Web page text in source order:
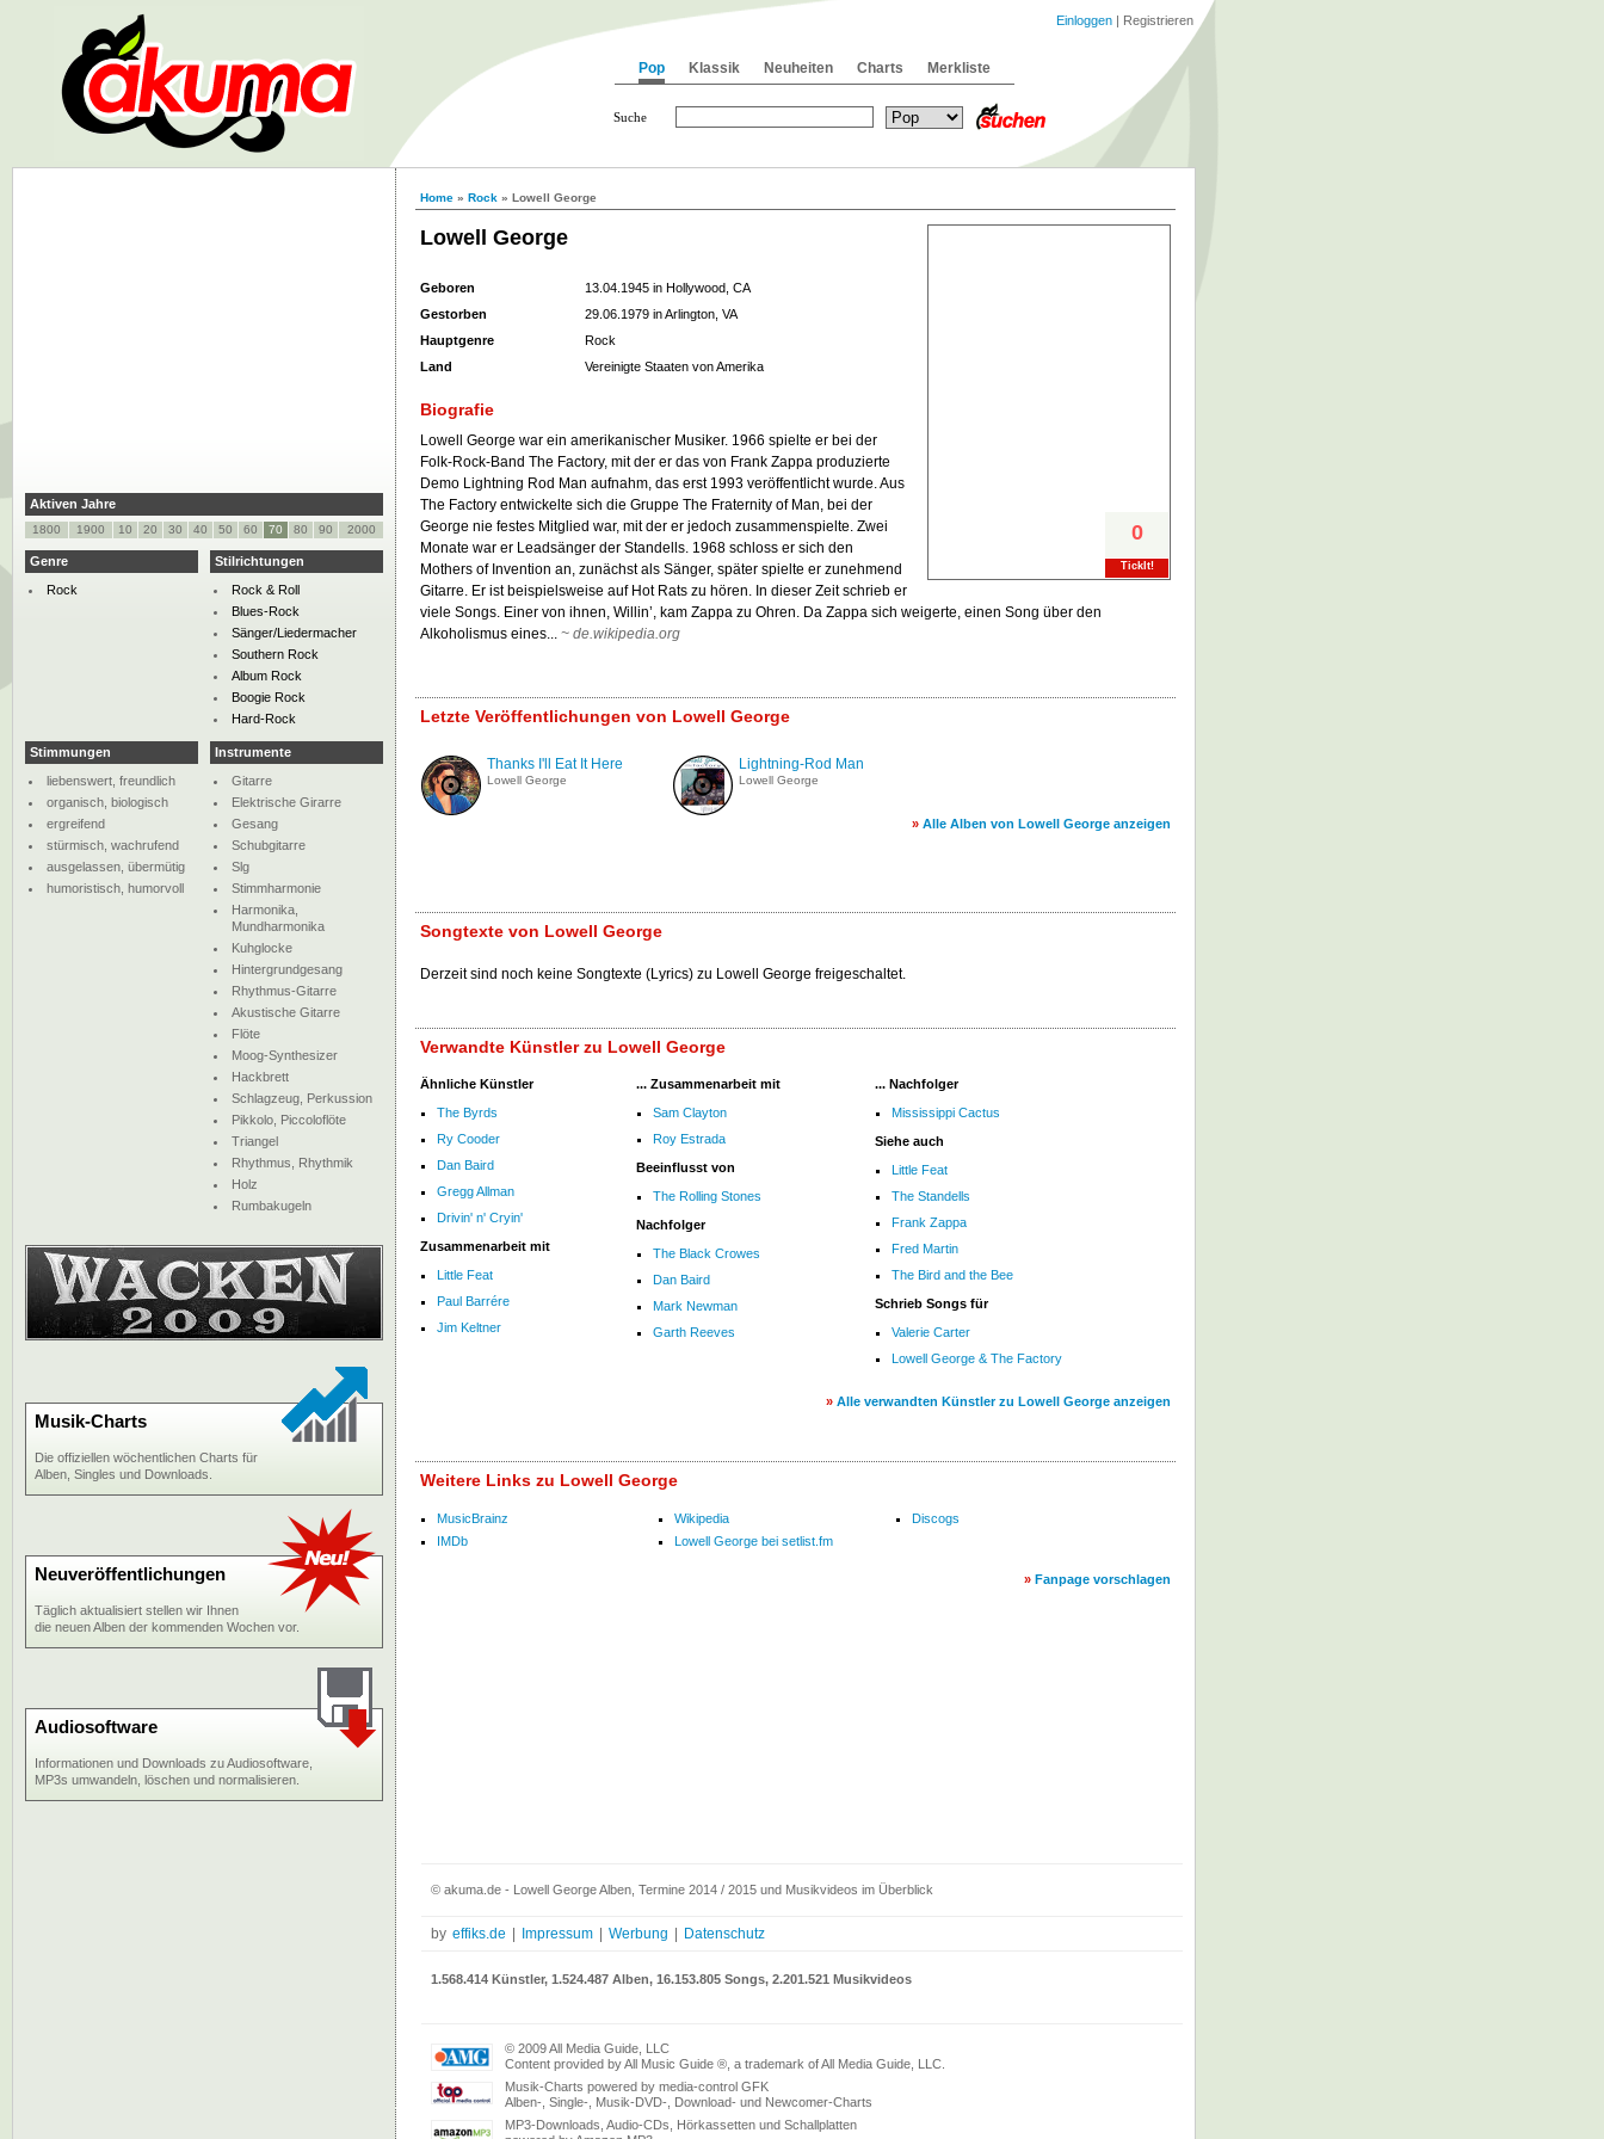
Home » Rock » Lowell George
Lowell George
0
TickIt!
Geboren
13.04.1945 in Hollywood, CA
Gestorben
29.06.1979 in Arlington, VA
Hauptgenre
Rock
Land
Vereinigte Staaten von Amerika
Biografie
Lowell George war ein amerikanischer Musiker. 1966 spielte er bei der
Folk-Rock-Band The Factory, mit der er das von Frank Zappa produzierte
Demo Lightning Rod Man aufnahm, das erst 1993 veröffentlicht wurde. Aus
The Factory entwickelte sich die Gruppe The Fraternity of Man, bei der
George nie festes Mitglied war, mit der er jedoch zusammenspielte. Zwei
Monate war er Leadsänger der Standells. 1968 schloss er sich den
Mothers of Invention an, zunächst als Sänger, später spielte er zunehmend
Gitarre. Er ist beispielsweise auf Hot Rats zu hören. In dieser Zeit schrieb er
viele Songs. Einer von ihnen, Willin’, kam Zappa zu Ohren. Da Zappa sich weigerte, einen Song über den
Alkoholismus eines... ~ de.wikipedia.org
Letzte Veröffentlichungen von Lowell George
Thanks I'll Eat It Here
Lowell George
Lightning-Rod Man
Lowell George
» Alle Alben von Lowell George anzeigen
Songtexte von Lowell George
Derzeit sind noch keine Songtexte (Lyrics) zu Lowell George freigeschaltet.
Verwandte Künstler zu Lowell George
Ähnliche Künstler
The Byrds
Ry Cooder
Dan Baird
Gregg Allman
Drivin' n' Cryin'
Zusammenarbeit mit
Little Feat
Paul Barrére
Jim Keltner
... Zusammenarbeit mit
Sam Clayton
Roy Estrada
Beeinflusst von
The Rolling Stones
Nachfolger
The Black Crowes
Dan Baird
Mark Newman
Garth Reeves
... Nachfolger
Mississippi Cactus
Siehe auch
Little Feat
The Standells
Frank Zappa
Fred Martin
The Bird and the Bee
Schrieb Songs für
Valerie Carter
Lowell George & The Factory
» Alle verwandten Künstler zu Lowell George anzeigen
Weitere Links zu Lowell George
MusicBrainz Wikipedia
Discogs
IMDb
Lowell George bei setlist.fm
» Fanpage vorschlagen
Aktiven Jahre
1800 1900 10 20 30 40 50 60 70 80 90 2000
Genre
Rock
Stilrichtungen
Rock & Roll
Blues-Rock
Sänger/Liedermacher
Southern Rock
Album Rock
Boogie Rock
Hard-Rock
Stimmungen
liebenswert, freundlich
organisch, biologisch
ergreifend
stürmisch, wachrufend
ausgelassen, übermütig
humoristisch, humorvoll
Instrumente
Gitarre
Elektrische Girarre
Gesang
Schubgitarre
Slg
Stimmharmonie
Harmonika,
Mundharmonika
Kuhglocke
Hintergrundgesang
Rhythmus-Gitarre
Akustische Gitarre
Flöte
Moog-Synthesizer
Hackbrett
Schlagzeug, Perkussion
Pikkolo, Piccoloflöte
Triangel
Rhythmus, Rhythmik
Holz
Rumbakugeln
Musik-Charts
Die offiziellen wöchentlichen Charts für
Alben, Singles und Downloads.
Neuveröffentlichungen
Täglich aktualisiert stellen wir Ihnen
die neuen Alben der kommenden Wochen vor.
Audiosoftware
Informationen und Downloads zu Audiosoftware,
MP3s umwandeln, löschen und normalisieren.
© akuma.de - Lowell George Alben, Termine 2014 / 2015 und Musikvideos im Überblick
by effiks.de Impressum Werbung Datenschutz
1.568.414 Künstler, 1.524.487 Alben, 16.153.805 Songs, 2.201.521 Musikvideos
© 2009 All Media Guide, LLC
Content provided by All Music Guide ®, a trademark of All Media Guide, LLC.
Musik-Charts powered by media-control GFK
Alben-, Single-, Musik-DVD-, Download- und Newcomer-Charts
MP3-Downloads, Audio-CDs, Hörkassetten und Schallplatten
Pop Klassik Neuheiten Charts Merkliste
Einloggen | Registrieren
Suche